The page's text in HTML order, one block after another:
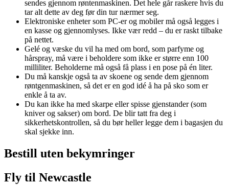
sendes gjennom røntenmaskinen. Det hele går raskere hvis du
tar alt dette av deg før din tur nærmer seg.
Elektroniske enheter som PC-er og mobiler må også legges i
en kasse og gjennomlyses. Ikke vær redd – du er raskt tilbake
på nettet.
Gelé og væske du vil ha med om bord, som parfyme og
hårspray, må være i beholdere som ikke er større enn 100
milliliter. Beholderne må også få plass i en pose på én liter.
Du må kanskje også ta av skoene og sende dem gjennom
røntgenmaskinen, så det er en god idé å ha på sko som er
enkle å ta av.
Du kan ikke ha med skarpe eller spisse gjenstander (som
kniver og sakser) om bord. De blir tatt fra deg i
sikkerhetskontrollen, så du bør heller legge dem i bagasjen du
skal sjekke inn.
Bestill uten bekymringer
Fly til Newcastle